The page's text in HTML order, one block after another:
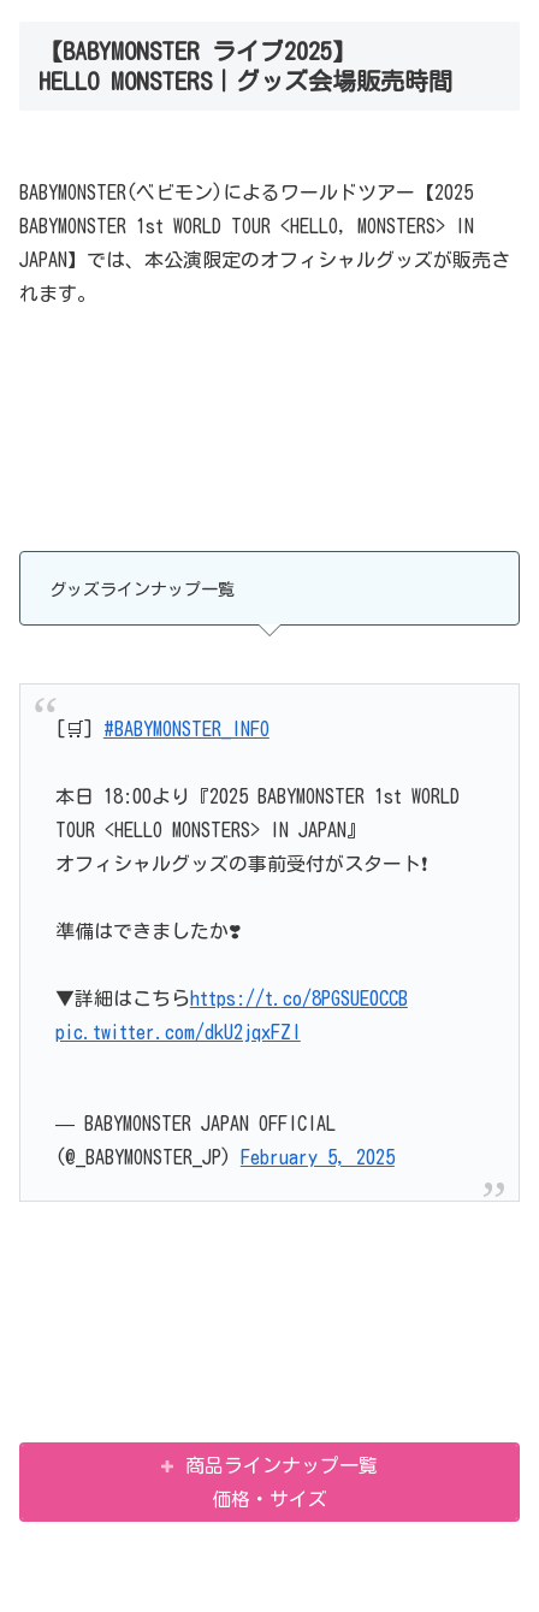
【BABYMONSTER ライブ2025】
HELLO MONSTERS｜グッズ会場販売時間
BABYMONSTER(ベビモン)によるワールドツアー【2025
BABYMONSTER 1st WORLD TOUR <HELLO, MONSTERS> IN
JAPAN】では、本公演限定のオフィシャルグッズが販売さ
れます。
グッズラインナップ一覧
[🛒] #BABYMONSTER_INFO
本日 18:00より『2025 BABYMONSTER 1st WORLD
TOUR <HELLO MONSTERS> IN JAPAN』
オフィシャルグッズの事前受付がスタート❗️
準備はできましたか❣️
▼詳細はこちらhttps://t.co/8PGSUE0CCB
pic.twitter.com/dkU2jqxFZl
— BABYMONSTER JAPAN OFFICIAL
(@_BABYMONSTER_JP)
February 5, 2025
商品ラインナップ一覧
価格・サイズ